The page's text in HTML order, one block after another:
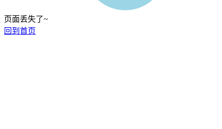
页面丢失了~
回到首页